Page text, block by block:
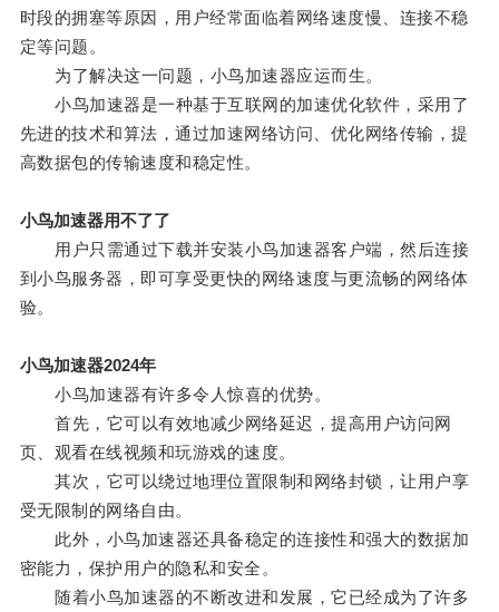
时段的拥塞等原因，用户经常面临着网络速度慢、连接不稳
定等问题。
为了解决这一问题，小鸟加速器应运而生。
小鸟加速器是一种基于互联网的加速优化软件，采用了
先进的技术和算法，通过加速网络访问、优化网络传输，提
高数据包的传输速度和稳定性。
小鸟加速器用不了了
用户只需通过下载并安装小鸟加速器客户端，然后连接
到小鸟服务器，即可享受更快的网络速度与更流畅的网络体
验。
小鸟加速器2024年
小鸟加速器有许多令人惊喜的优势。
首先，它可以有效地减少网络延迟，提高用户访问网
页、观看在线视频和玩游戏的速度。
其次，它可以绕过地理位置限制和网络封锁，让用户享
受无限制的网络自由。
此外，小鸟加速器还具备稳定的连接性和强大的数据加
密能力，保护用户的隐私和安全。
随着小鸟加速器的不断改进和发展，它已经成为了许多